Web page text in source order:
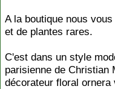
A la boutique nous
et de plantes rares.
C'est dans un style
parisienne de Christian
décorateur floral